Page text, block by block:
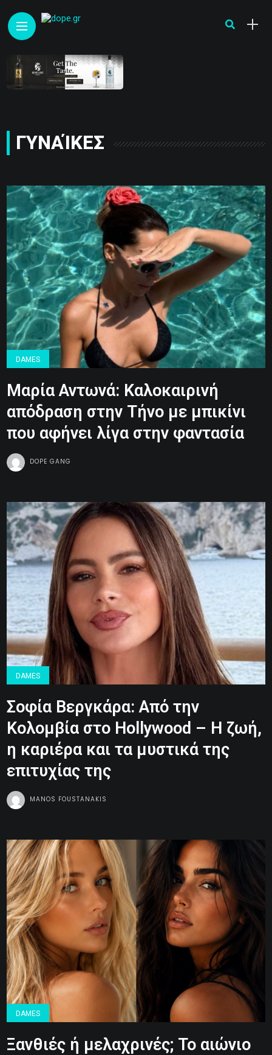
ΓΥΝΑΊΚΕΣ
DAMES
Μαρία Αντωνά: Καλοκαιρινή
απόδραση στην Τήνο με μπικίνι
που αφήνει λίγα στην φαντασία
DOPE GANG
DAMES
Σοφία Βεργκάρα: Από την
Κολομβία στο Hollywood – Η ζωή,
η καριέρα και τα μυστικά της
επιτυχίας της
MANOS FOUSTANAKIS
DAMES
Ξανθιές ή μελαχρινές; Το αιώνιο